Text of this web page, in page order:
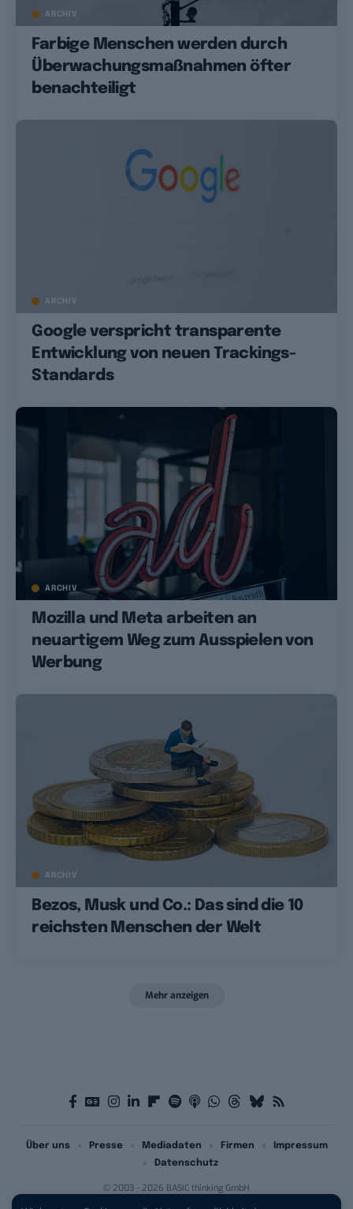
ARCHIV
Farbige Menschen werden durch
Überwachungsmaßnahmen öfter
benachteiligt
ARCHIV
Google verspricht transparente
Entwicklung von neuen Trackings-
Standards
ARCHIV
Mozilla und Meta arbeiten an
neuartigem Weg zum Ausspielen von
Werbung
ARCHIV
Bezos, Musk und Co.: Das sind die 10
reichsten Menschen der Welt
Mehr anzeigen
© 2003 - 2026 BASIC thinking GmbH
Über uns Presse Mediadaten Firmen
Impressum
Datenschutz